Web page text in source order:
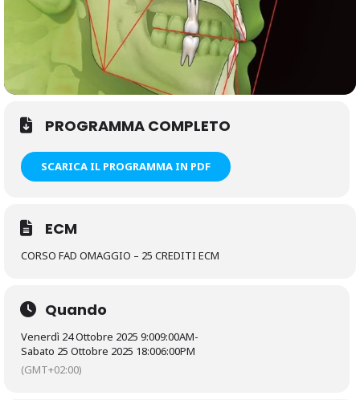
PROGRAMMA COMPLETO
SCARICA IL PROGRAMMA IN PDF
ECM
CORSO FAD OMAGGIO – 25 CREDITI ECM
Quando
Venerdì 24 Ottobre 2025 9:009:00AM-
Sabato 25 Ottobre 2025 18:006:00PM
(GMT+02:00)